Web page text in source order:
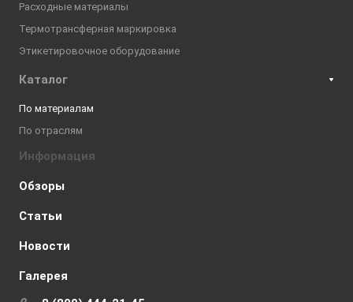
Расходные материалы
Термотрансферная маркировка
Этикетировочное оборудование
Каталог
По материалам
По отраслям
Информация
Обзоры
Статьи
Новости
Галерея